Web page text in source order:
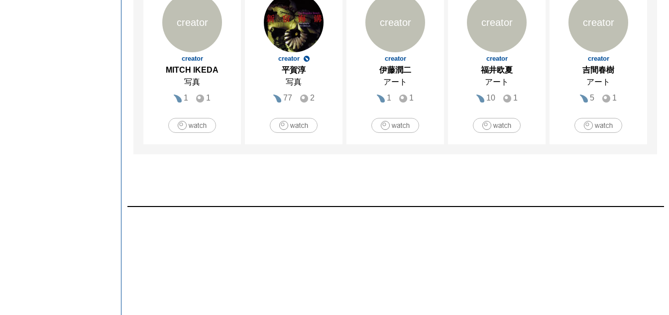
creator
creator
MITCH IKEDA
写真
1
1
creator
平賀淳
写真
77
2
creator
creator
伊藤潤二
アート
1
1
creator
creator
福井欧夏
アート
10
1
creator
creator
吉間春樹
アート
5
1